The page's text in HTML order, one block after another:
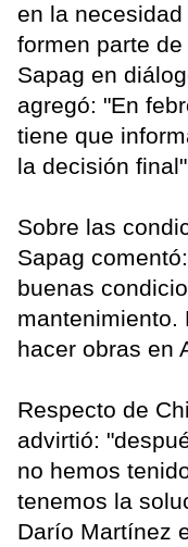
en la
formen parte
Sapag en
agregó: "En
tiene que
la decisión
Sobre las
Sapag
buenas
mantenimiento.
hacer obras en
Respecto de
advirtió:
no hemos
tenemos la
Darío Martínez